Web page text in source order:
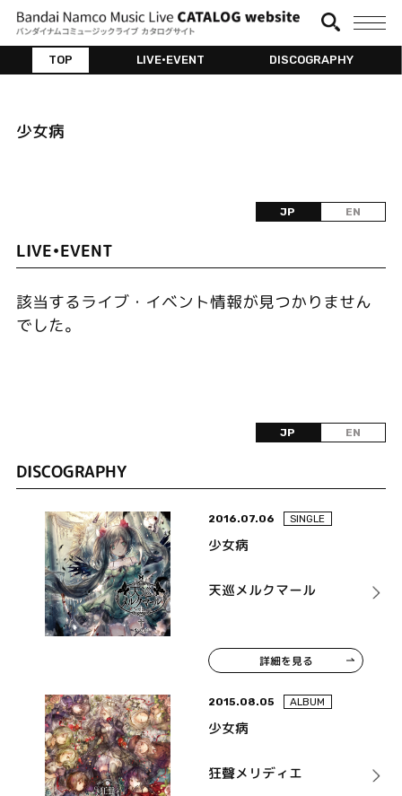
TOP LIVE•EVENT DISCOGRAPHY
少女病
JP EN
LIVE•EVENT
該当するライブ・イベント情報が見つかりません
でした。
JP EN
DISCOGRAPHY
2016.07.06 SINGLE
少女病
天巡メルクマール
詳細を見る
2015.08.05 ALBUM
少女病
狂聲メリディエ